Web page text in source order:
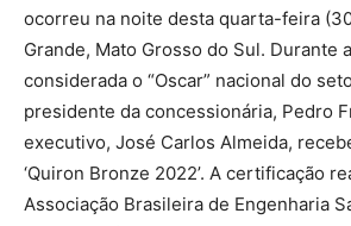
ocorreu na noite desta quarta-feira
Grande, Mato Grosso do Sul. Durante
considerada o “Oscar” nacional do
presidente da concessionária, Pedro
executivo, José Carlos Almeida,
‘Quiron Bronze 2022’. A certificação
Associação Brasileira de Engenharia